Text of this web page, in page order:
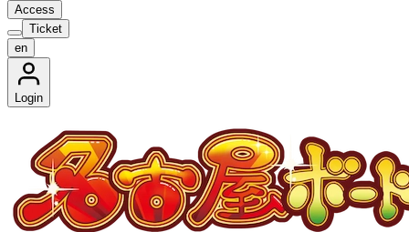
Access
Ticket
en
Login